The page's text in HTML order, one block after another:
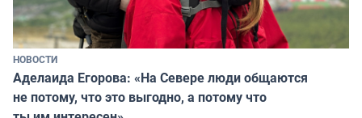
НОВОСТИ
Аделаида Егорова: «На Севере люди общаются
не потому, что это выгодно, а потому что